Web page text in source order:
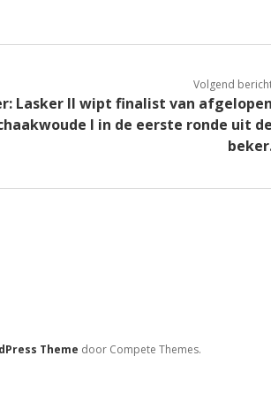
Volgend
Lasker II wipt finalist van
I in de eerste ronde uit
Theme door Compete Themes.